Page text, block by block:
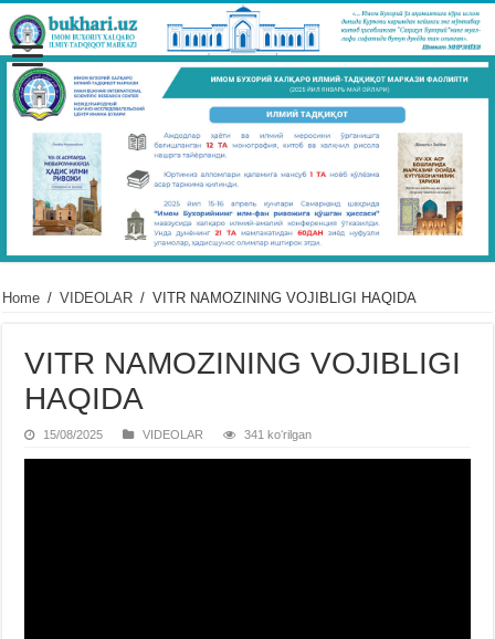
Home / VIDЕOLAR / VITR NAMOZINING VOJIBLIGI HAQIDA
VITR NAMOZINING VOJIBLIGI
HAQIDA
15/08/2025 VIDЕOLAR 341 koʻrilgan